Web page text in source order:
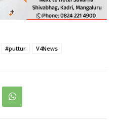
#puttur V4News